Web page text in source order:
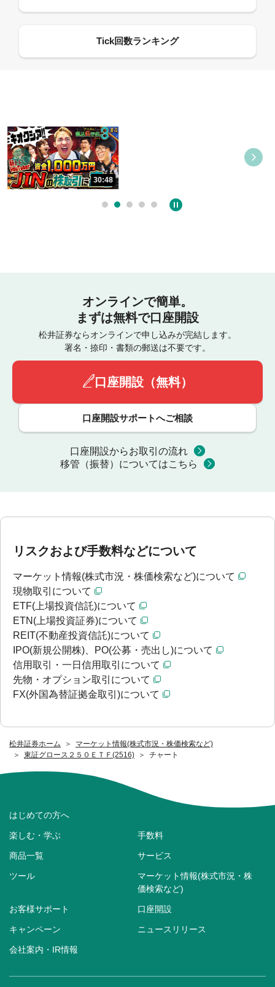
松井証券ホーム
マーケット情報(株式市況・株価検索など)
東証グロース２５０ＥＴＦ(2516)
チャート
オンラインで簡単。
まずは無料で口座開設
松井証券ならオンラインで申し込みが完結します。
署名・捺印・書類の郵送は不要です。
口座開設（無料）
口座開設サポートへご相談
口座開設からお取引の流れ
移管（振替）についてはこちら
リスクおよび手数料などについて
マーケット情報(株式市況・株価検索など)について
現物取引について
ETF(上場投資信託)について
ETN(上場投資証券)について
REIT(不動産投資信託)について
IPO(新規公開株)、PO(公募・売出し)について
信用取引・一日信用取引について
先物・オプション取引について
FX(外国為替証拠金取引)について
はじめての方へ
楽しむ・学ぶ 手数料
商品一覧 サービス
ツール
マーケット情報(株式市況・株
価検索など)
お客様サポート 口座開設
キャンペーン ニュースリリース
会社案内・IR情報